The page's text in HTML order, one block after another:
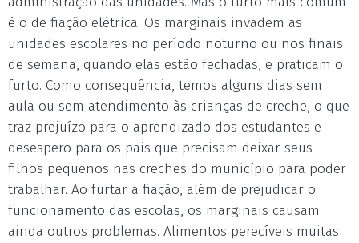
é o de fiação elétrica. Os marginais invadem as
unidades escolares no período noturno ou nos finais
de semana, quando elas estão fechadas, e praticam o
furto. Como consequência, temos alguns dias sem
aula ou sem atendimento às crianças de creche, o que
traz prejuízo para o aprendizado dos estudantes e
desespero para os pais que precisam deixar seus
filhos pequenos nas creches do município para poder
trabalhar. Ao furtar a fiação, além de prejudicar o
funcionamento das escolas, os marginais causam
ainda outros problemas. Alimentos perecíveis muitas